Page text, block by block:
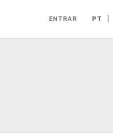
ENTRAR PT